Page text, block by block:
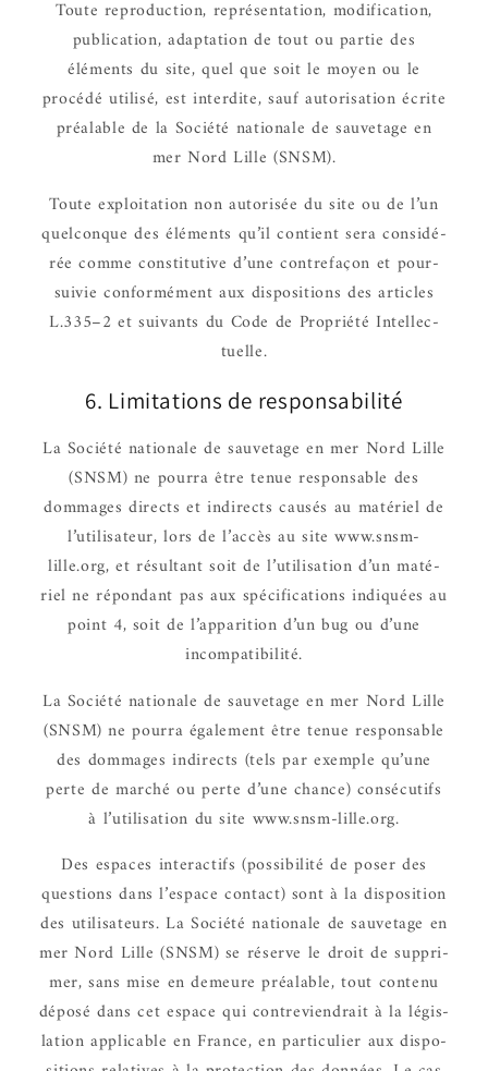
Toute repro­duc­tion, repré­sen­ta­tion, modi­fi­ca­tion,
publi­ca­tion, adap­ta­tion de tout ou partie des
éléments du site, quel que soit le moyen ou le
procédé utilisé, est inter­dite, sauf auto­ri­sa­tion écrite
préa­lable de la Société natio­nale de sauve­tage en
mer Nord Lille (SNSM).
Toute exploi­ta­tion non auto­ri­sée du site ou de l’un
quel­conque des éléments qu’il contient sera consi­dé­
rée comme consti­tu­tive d’une contre­façon et pour­
sui­vie confor­mé­ment aux dispo­si­tions des articles
L.335–2 et suivants du Code de Propriété Intel­lec­
tuelle.
6. Limi­ta­tions de respon­sa­bi­lité
La Société natio­nale de sauve­tage en mer Nord Lille
(SNSM) ne pourra être tenue respon­sable des
dommages directs et indi­rects causés au maté­riel de
l’uti­li­sa­teur, lors de l’ac­cès au site www.snsm-
lille.org, et résul­tant soit de l’uti­li­sa­tion d’un maté­
riel ne répon­dant pas aux spéci­fi­ca­tions indiquées au
point 4, soit de l’ap­pa­ri­tion d’un bug ou d’une
incom­pa­ti­bi­lité.
La Société natio­nale de sauve­tage en mer Nord Lille
(SNSM) ne pourra égale­ment être tenue respon­sable
des dommages indi­rects (tels par exemple qu’une
perte de marché ou perte d’une chance) consé­cu­tifs
à l’uti­li­sa­tion du site www.snsm-lille.org.
Des espaces inter­ac­tifs (possi­bi­lité de poser des
ques­tions dans l’es­pace contact) sont à la dispo­si­tion
des utili­sa­teurs. La Société natio­nale de sauve­tage en
mer Nord Lille (SNSM) se réserve le droit de suppri­
mer, sans mise en demeure préa­lable, tout contenu
déposé dans cet espace qui contre­vien­drait à la légis­
la­tion appli­cable en France, en parti­cu­lier aux dispo­